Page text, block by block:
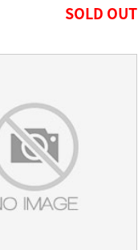
SOLD OUT